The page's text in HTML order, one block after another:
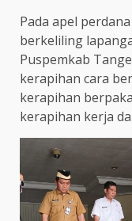
Pada apel
berkeliling
Puspemkab
kerapihan cara
kerapihan
kerapihan kerja